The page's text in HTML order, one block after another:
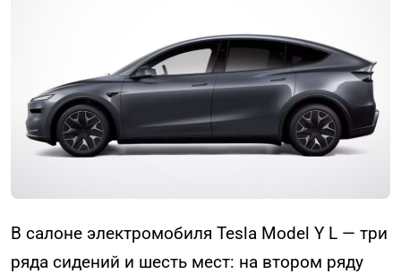
В салоне электромобиля Tesla Model Y L — три
ряда сидений и шесть мест: на втором ряду